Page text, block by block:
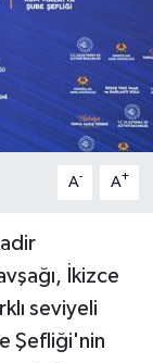
A- A+
İkizce
seviyeli
Şefliği'nin